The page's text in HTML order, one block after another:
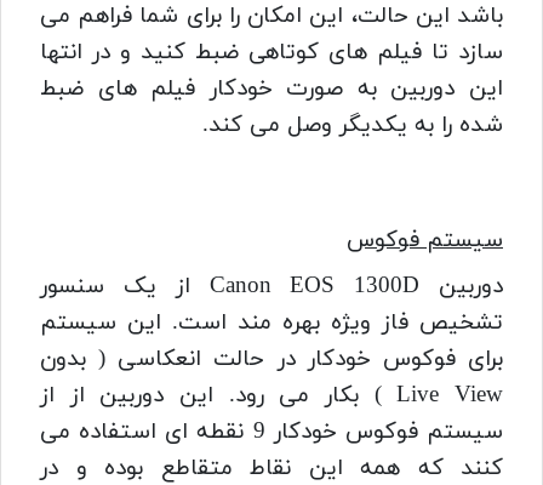
باشد این حالت، این امکان را برای شما فراهم می
سازد تا فیلم های کوتاهی ضبط کنید و در انتها
این دوربین به صورت خودکار فیلم های ضبط
شده را به یکدیگر وصل می کند.
سیستم فوکوس
دوربین Canon EOS 1300D از یک سنسور
تشخیص فاز ویژه بهره مند است. این سیستم
برای فوکوس خودکار در حالت انعکاسی ( بدون
Live View ) بکار می رود. این دوربین از از
سیستم فوکوس خودکار 9 نقطه ای استفاده می
کنند که همه این نقاط متقاطع بوده و در